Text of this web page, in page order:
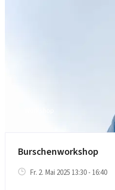
Burschenworkshop
Fr. 2. Mai 2025 13:30 - 16:40